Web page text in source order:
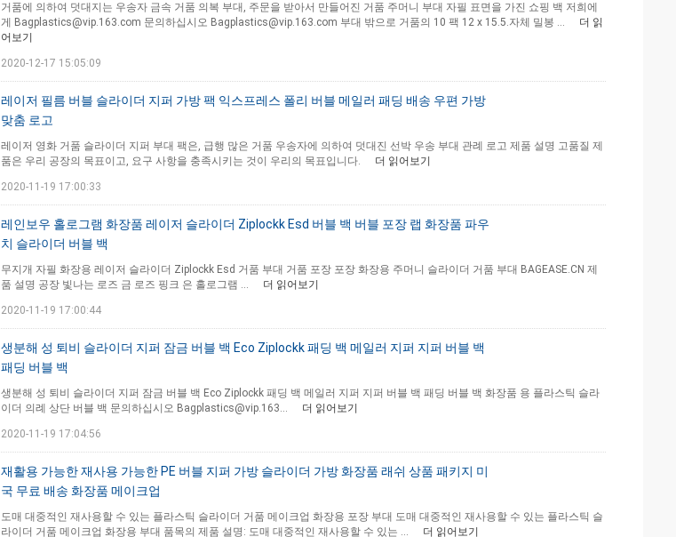
거품에 의하여 덧대지는 우송자 금속 거품 의복 부대, 주문을 받아서 만들어진 거품 주머니 부대 자필 표면을 가진 쇼핑 백 저희에
게 Bagplastics@vip.163.com 문의하십시오 Bagplastics@vip.163.com 부대 밖으로 거품의 10 팩 12 x 15.5.자체 밀봉 ...
더 읽
어보기
2020-12-17 15:05:09
레이저 필름 버블 슬라이더 지퍼 가방 팩 익스프레스 폴리 버블 메일러 패딩 배송 우편 가방
맞춤 로고
레이저 영화 거품 슬라이더 지퍼 부대 팩은, 급행 많은 거품 우송자에 의하여 덧대진 선박 우송 부대 관례 로고 제품 설명 고품질 제
품은 우리 공장의 목표이고, 요구 사항을 충족시키는 것이 우리의 목표입니다.
더 읽어보기
2020-11-19 17:00:33
레인보우 홀로그램 화장품 레이저 슬라이더 Ziplockk Esd 버블 백 버블 포장 랩 화장품 파우
치 슬라이더 버블 백
무지개 자필 화장용 레이저 슬라이더 Ziplockk Esd 거품 부대 거품 포장 포장 화장용 주머니 슬라이더 거품 부대 BAGEASE.CN 제
품 설명 공장 빛나는 로즈 금 로즈 핑크 은 홀로그램 ...
더 읽어보기
2020-11-19 17:00:44
생분해 성 퇴비 슬라이더 지퍼 잠금 버블 백 Eco Ziplockk 패딩 백 메일러 지퍼 지퍼 버블 백
패딩 버블 백
생분해 성 퇴비 슬라이더 지퍼 잠금 버블 백 Eco Ziplockk 패딩 백 메일러 지퍼 지퍼 버블 백 패딩 버블 백 화장품 용 플라스틱 슬라
이더 의례 상단 버블 백 문의하십시오 Bagplastics@vip.163...
더 읽어보기
2020-11-19 17:04:56
재활용 가능한 재사용 가능한 PE 버블 지퍼 가방 슬라이더 가방 화장품 래쉬 상품 패키지 미
국 무료 배송 화장품 메이크업
도매 대중적인 재사용할 수 있는 플라스틱 슬라이더 거품 메이크업 화장용 포장 부대 도매 대중적인 재사용할 수 있는 플라스틱 슬
라이더 거품 메이크업 화장용 부대 품목의 제품 설명: 도매 대중적인 재사용할 수 있는 ...
더 읽어보기